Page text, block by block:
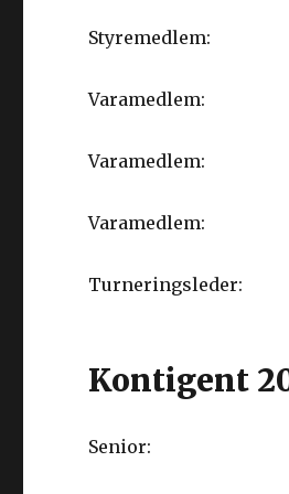
Styremedlem:
Varamedlem:
Varamedlem:
Varamedlem:
Turneringsleder:
Kontigent
Senior: